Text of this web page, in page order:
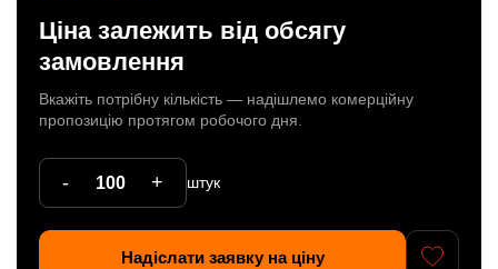
Ціна залежить від обсягу
замовлення
Вкажіть потрібну кількість — надішлемо комерційну
пропозицію протягом робочого дня.
- + штук
Надіслати заявку на ціну
Патрони
Кабельна продукція
Елементи кріплення
Продукція з пластика
Керамічні вироби
Литі елементи